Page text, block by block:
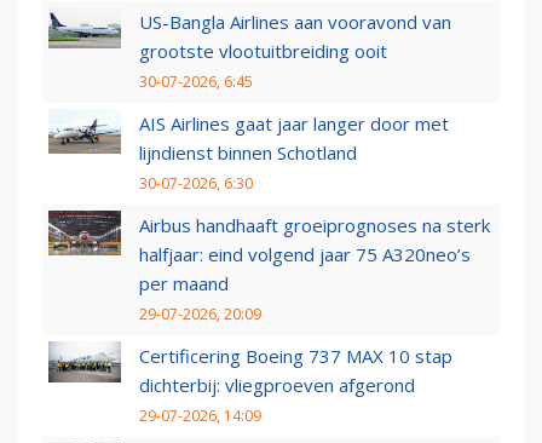
US-Bangla Airlines aan vooravond van
grootste vlootuitbreiding ooit
30-07-2026, 6:45
AIS Airlines gaat jaar langer door met
lijndienst binnen Schotland
30-07-2026, 6:30
Airbus handhaaft groeiprognoses na sterk
halfjaar: eind volgend jaar 75 A320neo’s
per maand
29-07-2026, 20:09
Certificering Boeing 737 MAX 10 stap
dichterbij: vliegproeven afgerond
29-07-2026, 14:09